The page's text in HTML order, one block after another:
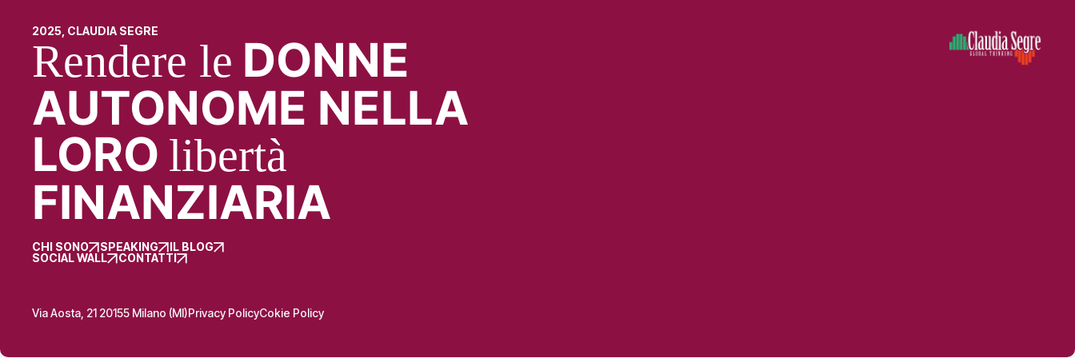
2025, CLAUDIA SEGRE
Rendere le DONNE
AUTONOME NELLA
LORO libertà
FINANZIARIA
CHI SONO SPEAKING
IL BLOG
SOCIAL WALL
CONTATTI
Via Aosta, 21 20155 Milano (MI)Privacy PolicyCokie Policy